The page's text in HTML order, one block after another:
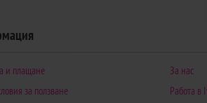
и плащане
за ползване
За нас
Работа в